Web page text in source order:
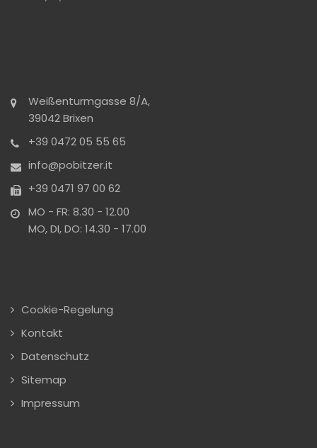
Weißenturmgasse 8/A,
39042 Brixen
+39 0472 05 55 65
info@pobitzer.it
+39 0471 97 00 62
MO - FR: 8.30 - 12.00
MO, DI, DO: 14.30 - 17.00
Cookie-Regelung
Kontakt
Datenschutz
Sitemap
Impressum